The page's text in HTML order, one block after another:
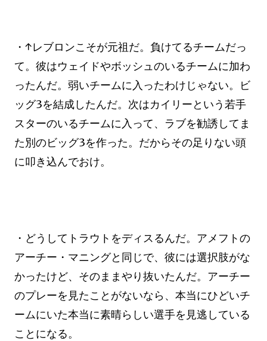
・↑レブロンこそが元祖だ。負けてるチームだっ
て。彼はウェイドやボッシュのいるチームに加わ
ったんだ。弱いチームに入ったわけじゃない。ビ
ッグ3を結成したんだ。次はカイリーという若手
スターのいるチームに入って、ラブを勧誘してま
た別のビッグ3を作った。だからその足りない頭
に叩き込んでおけ。
・どうしてトラウトをディスるんだ。アメフトの
アーチー・マニングと同じで、彼には選択肢がな
かったけど、そのままやり抜いたんだ。アーチー
のプレーを見たことがないなら、本当にひどいチ
ームにいた本当に素晴らしい選手を見逃している
ことになる。